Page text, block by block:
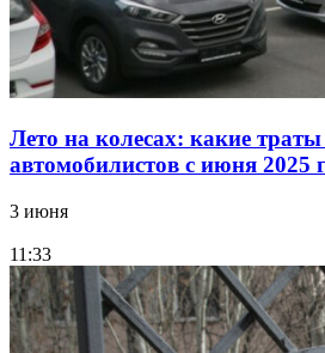
Лето на колесах: какие
автомобилистов с июня 2025
3 июня
11:33